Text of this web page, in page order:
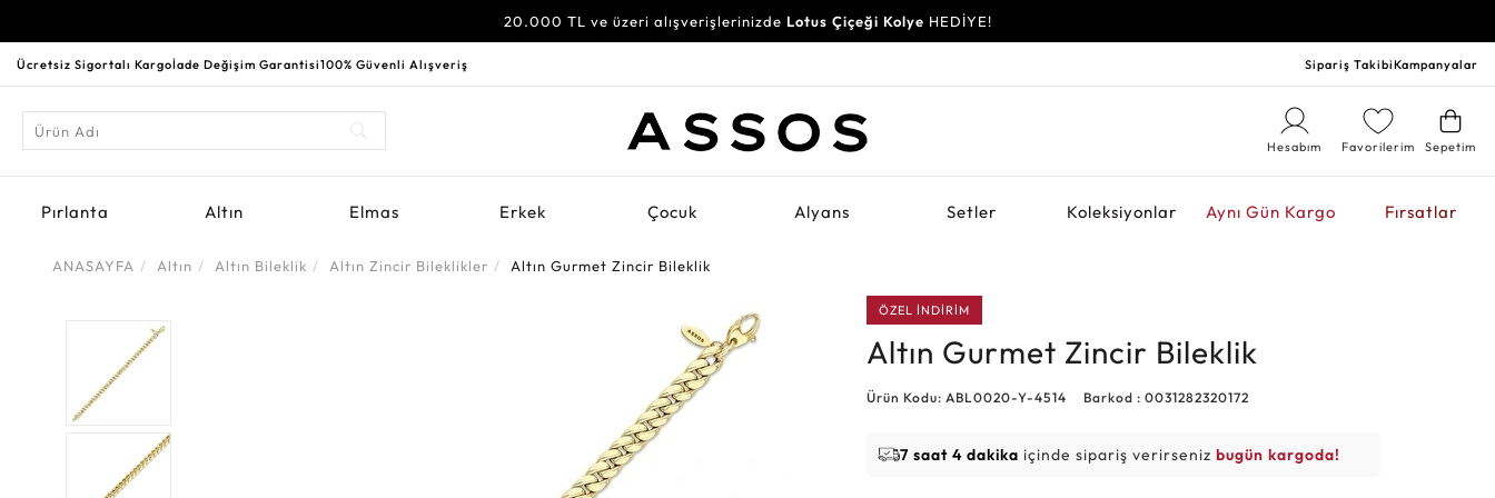
20.000 TL ve üzeri alışverişlerinizde Lotus Çiçeği Kolye HEDİYE!
Ücretsiz Sigortalı Kargoİade Değişim Garantisi100% Güvenli Alışveriş Sipariş TakibiKampanyalar
Sepetim
Favorilerim
Hesabım
Pırlanta Altın Elmas Erkek Çocuk Alyans Setler Koleksiyonlar Aynı Gün Kargo Fırsatlar
ANASAYFA Altın Altın Bileklik Altın Zincir Bileklikler Altın Gurmet Zincir Bileklik
ÖZEL İNDİRİM
Altın Gurmet Zincir Bileklik
Ürün Kodu: ABL0020-Y-4514 Barkod : 0031282320172
7 saat 4 dakika içinde sipariş verirsenizbugün kargoda!